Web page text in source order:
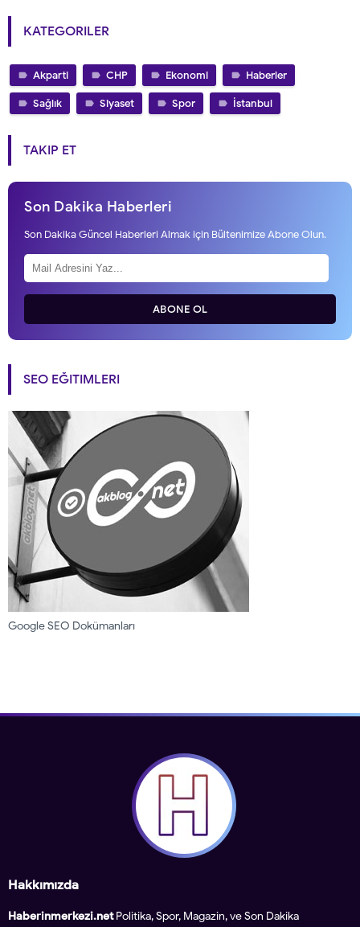
KATEGORILER
Akparti CHP Ekonomi Haberler
Sağlık Siyaset Spor İstanbul
TAKIP ET
Son Dakika Haberleri
Son Dakika Güncel Haberleri Almak için Bültenimize Abone Olun.
ABONE OL
SEO EĞITIMLERI
Google SEO Dokümanları
Hakkımızda
Haberinmerkezi.netPolitika, Spor, Magazin, ve Son Dakika